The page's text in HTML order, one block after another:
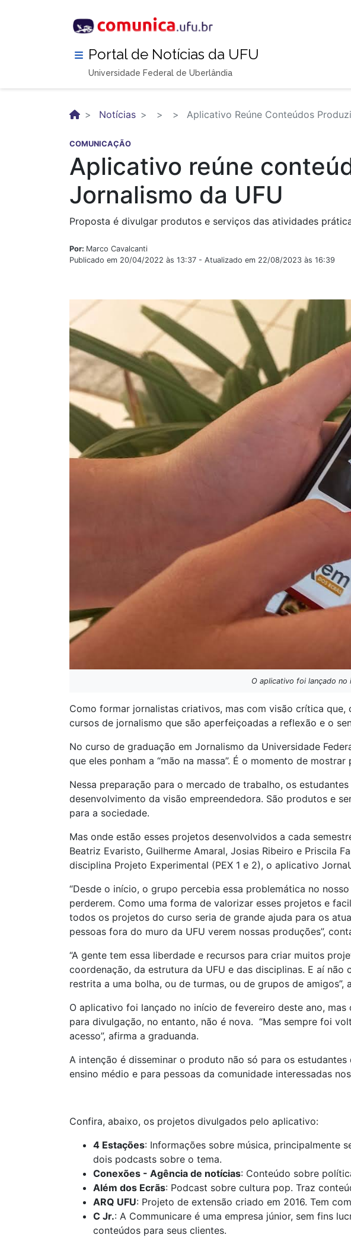
Portal de Notícias da UFU
Universidade Federal de Uberlândia
Notícias Aplicativo Reúne Conteúdos
COMUNICAÇÃO
Aplicativo reúne
Jornalismo da UFU
Proposta é divulgar produtos e serviços das atividades
Por: Marco Cavalcanti
Publicado em 20/04/2022 às 13:37 - Atualizado em 22/08/2023 às 16:39
O aplicativo foi lançado no
Como formar jornalistas criativos, mas com visão crítica
cursos de jornalismo que são aperfeiçoadas a reflexão e o
No curso de graduação em Jornalismo da Universidade
que eles ponham a “mão na massa”. É o momento de
Nessa preparação para o mercado de trabalho, os
desenvolvimento da visão empreendedora. São produtos e
para a sociedade.
Mas onde estão esses projetos desenvolvidos a cada
Beatriz Evaristo, Guilherme Amaral, Josias Ribeiro e Priscila
disciplina Projeto Experimental (PEX 1 e 2), o aplicativo
“Desde o início, o grupo percebia essa problemática no
perderem. Como uma forma de valorizar esses projetos e
todos os projetos do curso seria de grande ajuda para os
pessoas fora do muro da UFU verem nossas produções”,
“A gente tem essa liberdade e recursos para criar muitos
coordenação, da estrutura da UFU e das disciplinas. E aí
restrita a uma bolha, ou de turmas, ou de grupos de amigos”,
O aplicativo foi lançado no início de fevereiro deste ano,
para divulgação, no entanto, não é nova. “Mas sempre foi
acesso”, afirma a graduanda.
A intenção é disseminar o produto não só para os
ensino médio e para pessoas da comunidade interessadas
Confira, abaixo, os projetos divulgados pelo aplicativo:
4 Estações: Informações sobre música, principalmente
dois podcasts sobre o tema.
Conexões - Agência de notícias: Conteúdo sobre
Além dos Ecrãs: Podcast sobre cultura pop. Traz
ARQ UFU: Projeto de extensão criado em 2016. Tem
C Jr.: A Communicare é uma empresa júnior, sem fins
conteúdos para seus clientes.